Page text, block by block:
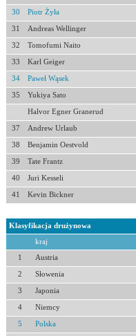
30 Piotr Żyła
31 Andreas Wellinger
32 Tomofumi Naito
33 Karl Geiger
34 Paweł Wąsek
35 Yukiya Sato
Halvor Egner Granerud
37 Andrew Urlaub
38 Benjamin Oestvold
39 Tate Frantz
40 Juri Kesseli
41 Kevin Bickner
Klasyfikacja drużynowa
kraj
1 Austria
2 Słowenia
3 Japonia
4 Niemcy
5 Polska